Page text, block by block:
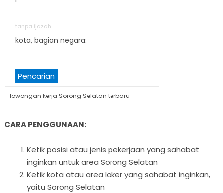
tanpa ijazah
kota, bagian negara:
Pencarian
lowongan kerja Sorong Selatan terbaru
CARA PENGGUNAAN:
Ketik posisi atau jenis pekerjaan yang sahabat
inginkan untuk area Sorong Selatan
Ketik kota atau area loker yang sahabat inginkan,
yaitu Sorong Selatan